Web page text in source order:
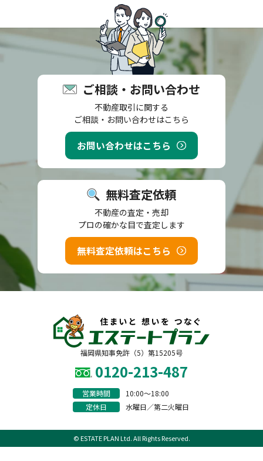
ご相談・お問い合わせ
不動産取引に関する
ご相談・お問い合わせはこちら
お問い合わせはこちら
無料査定依頼
不動産の査定・売却
プロの確かな目で査定します
無料査定依頼はこちら
福岡県知事免許（5）第15205号
0120-213-487
営業時間
10:00〜18:00
定休日
水曜日／第二火曜日
© ESTATE PLAN Ltd. All Rights Reserved.